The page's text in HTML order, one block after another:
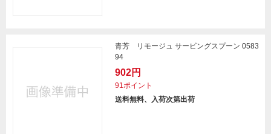
青芳 リモージュ サービングスプーン 0583
94
902円
91ポイント
送料無料、入荷次第出荷